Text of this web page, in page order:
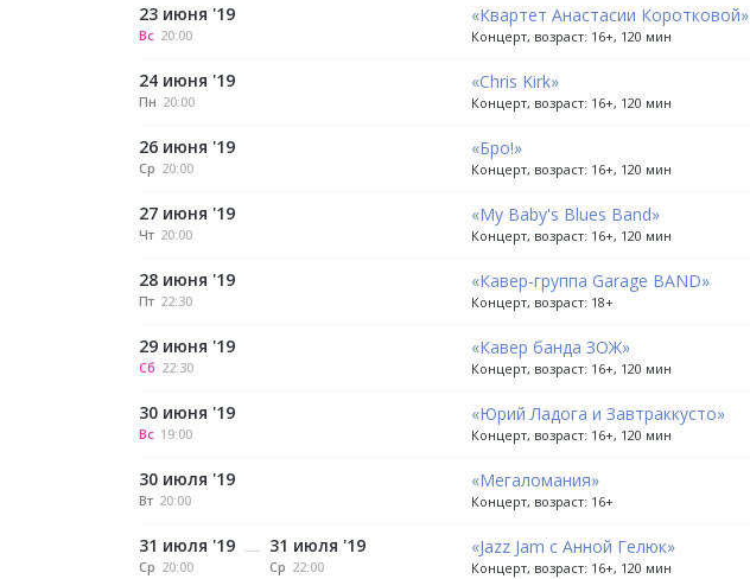
23 июня '19
Вс 20:00
«Квартет Анастасии Коротковой»
Концерт, возраст: 16+, 120 мин
24 июня '19
Пн 20:00
«Chris Kirk»
Концерт, возраст: 16+, 120 мин
26 июня '19
Ср 20:00
«Бро!»
Концерт, возраст: 16+, 120 мин
27 июня '19
Чт 20:00
«My Baby's Blues Band»
Концерт, возраст: 16+, 120 мин
28 июня '19
Пт 22:30
«Кавер-группа Garage BAND»
Концерт, возраст: 18+
29 июня '19
Сб 22:30
«Кавер банда ЗОЖ»
Концерт, возраст: 16+, 120 мин
30 июня '19
Вс 19:00
«Юрий Ладога и Завтраккусто»
Концерт, возраст: 16+, 120 мин
30 июля '19
Вт 20:00
«Мегаломания»
Концерт, возраст: 16+
31 июля '19
Ср 20:00
— 31 июля '19
Ср 22:00
«Jazz Jam c Анной Гелюк»
Концерт, возраст: 16+, 120 мин